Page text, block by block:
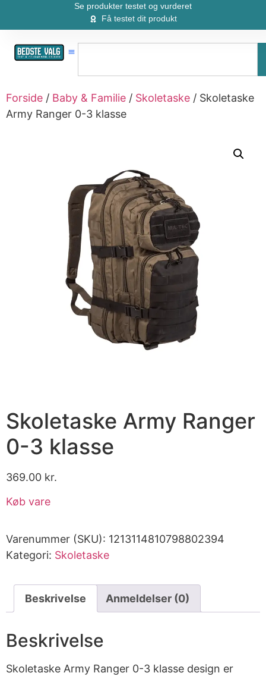
Se produkter testet og vurderet
Få testet dit produkt
Forside / Baby & Familie / Skoletaske / Skoletaske
Army Ranger 0-3 klasse
Skoletaske Army Ranger
0-3 klasse
369.00 kr.
Køb vare
Varenummer (SKU): 1213114810798802394
Kategori: Skoletaske
Beskrivelse Anmeldelser (0)
Beskrivelse
Skoletaske Army Ranger 0-3 klasse design er